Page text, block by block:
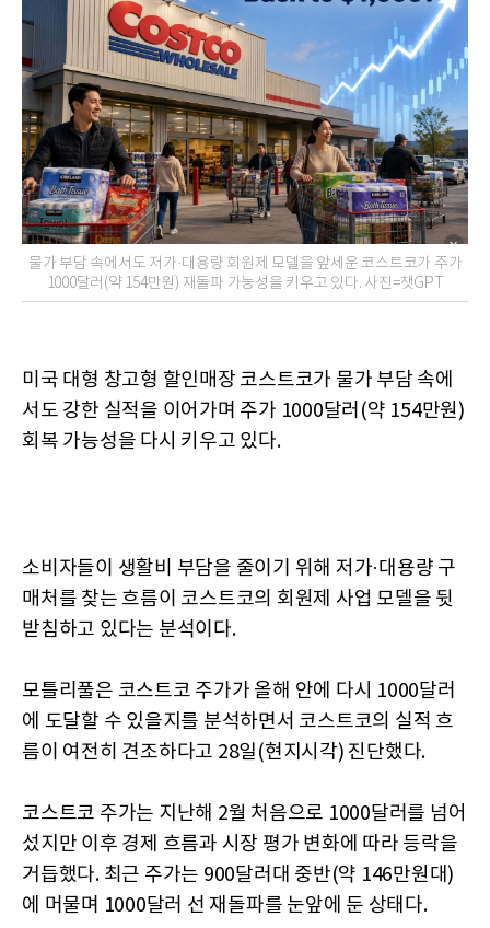
물가 부담 속에서도 저가·대용량 회원제 모델을 앞세운 코스트코가 주가
1000달러(약 154만원) 재돌파 가능성을 키우고 있다. 사진=챗GPT
미국 대형 창고형 할인매장 코스트코가 물가 부담 속에
서도 강한 실적을 이어가며 주가 1000달러(약 154만원)
회복 가능성을 다시 키우고 있다.
소비자들이 생활비 부담을 줄이기 위해 저가·대용량 구
매처를 찾는 흐름이 코스트코의 회원제 사업 모델을 뒷
받침하고 있다는 분석이다.
모틀리풀은 코스트코 주가가 올해 안에 다시 1000달러
에 도달할 수 있을지를 분석하면서 코스트코의 실적 흐
름이 여전히 견조하다고 28일(현지시각) 진단했다.
코스트코 주가는 지난해 2월 처음으로 1000달러를 넘어
섰지만 이후 경제 흐름과 시장 평가 변화에 따라 등락을
거듭했다. 최근 주가는 900달러대 중반(약 146만원대)
에 머물며 1000달러 선 재돌파를 눈앞에 둔 상태다.